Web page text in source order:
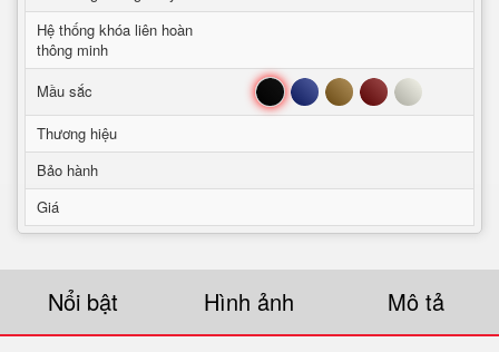
Hệ thống khóa liên hoàn
thông minh
Mầu sắc
Đen Xanh Nâu Đỏ Trắng
Thương hiệu
Bảo hành
Giá
Nổi bật Hình ảnh Mô tả